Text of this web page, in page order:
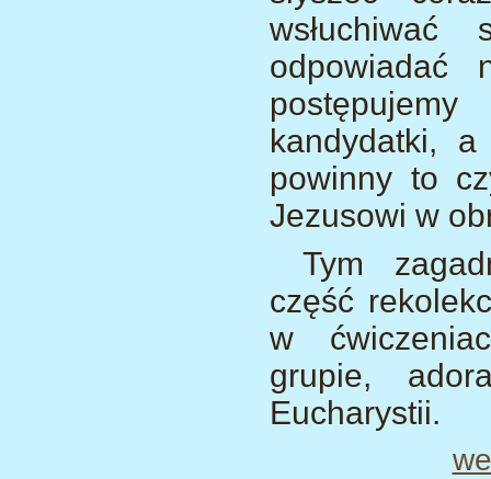
odpowiadać
kandydatki,
powinny to
Jezusowi w
Tym
część
w
grupie,
Eucharystii.